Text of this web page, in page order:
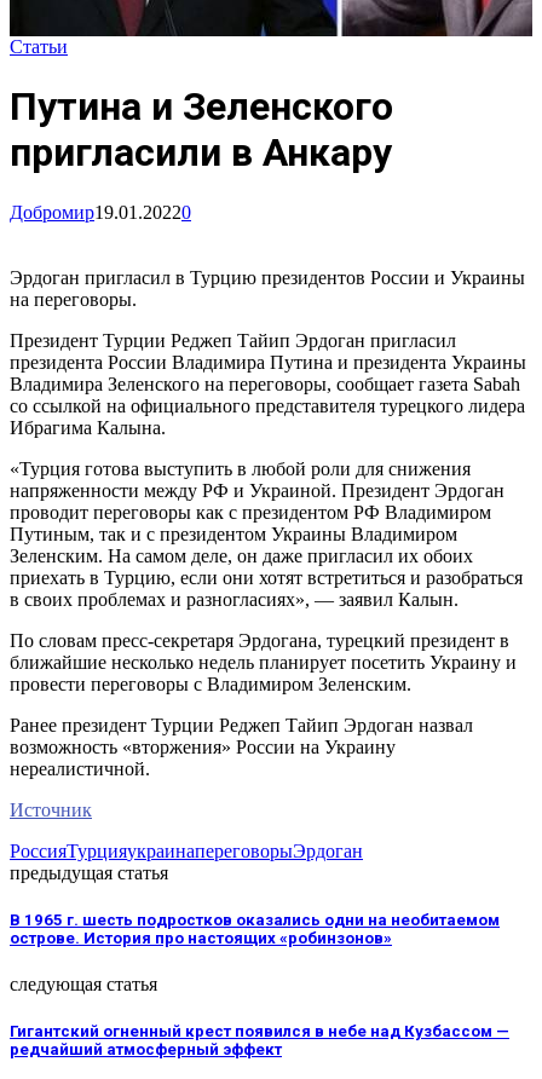
Статьи
Путина и Зеленского
пригласили в Анкару
Добромир19.01.20220
Эрдоган пригласил в Турцию президентов России и Украины
на переговоры.
Президент Турции Реджеп Тайип Эрдоган пригласил
президента России Владимира Путина и президента Украины
Владимира Зеленского на переговоры, сообщает газета Sabah
со ссылкой на официального представителя турецкого лидера
Ибрагима Калына.
«Турция готова выступить в любой роли для снижения
напряженности между РФ и Украиной. Президент Эрдоган
проводит переговоры как с президентом РФ Владимиром
Путиным, так и с президентом Украины Владимиром
Зеленским. На самом деле, он даже пригласил их обоих
приехать в Турцию, если они хотят встретиться и разобраться
в своих проблемах и разногласиях», — заявил Калын.
По словам пресс-секретаря Эрдогана, турецкий президент в
ближайшие несколько недель планирует посетить Украину и
провести переговоры с Владимиром Зеленским.
Ранее президент Турции Реджеп Тайип Эрдоган назвал
возможность «вторжения» России на Украину
нереалистичной.
Источник
РоссияТурцияукраинапереговорыЭрдоган
предыдущая статья
В 1965 г. шесть подростков оказались одни на необитаемом
острове. История про настоящих «робинзонов»
следующая статья
Гигантский огненный крест появился в небе над Кузбассом —
редчайший атмосферный эффект